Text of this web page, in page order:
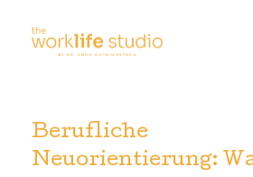
springen
Berufliche
Neuorientierung: